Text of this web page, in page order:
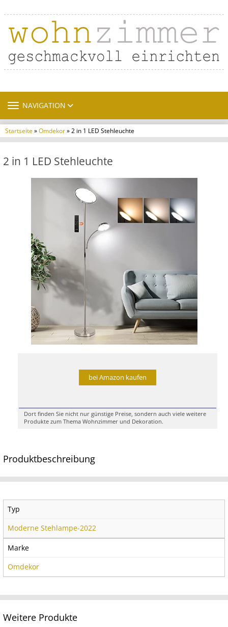
TOGGLE NAVIGATION
NAVIGATION
Startseite»Omdekor» 2 in 1 LED Stehleuchte
2 in 1 LED Stehleuchte
bei Amazon kaufen
Dort finden Sie nicht nur günstige Preise, sondern auch viele weitere
Produkte zum Thema Wohnzimmer und Dekoration.
Produktbeschreibung
Typ
Moderne Stehlampe-2022
Marke
Omdekor
Weitere Produkte